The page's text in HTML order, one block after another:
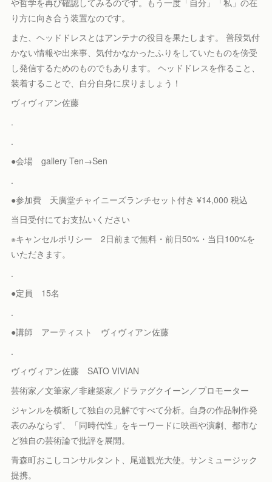
や哲学を再び確認してみるのです。もう一度「自分」「私」の在
り方に向き合う装置なのです。
また、ヘッドドレスとはアンテナの役目を果たします。 普段気付
かない情報や出来事、気付かなかったふりをしていたものを傍受
し発信するためのものでもあります。 ヘッドドレスを作ること、
装着することで、自分自身に戻りましょう！
ヴィヴィアン佐藤
.
.
●会場 gallery Ten→Sen
.
●参加費 天廣堂チャイニーズランチセット付き ¥14,000 税込
当日受付にてお支払いください
※キャンセルポリシー 2日前まで無料・前日50%・当日100%を
いただきます。
.
●定員 15名
.
●講師 アーティスト ヴィヴィアン佐藤
.
ヴィヴィアン佐藤 SATO VIVIAN
芸術家／文筆家／非建築家／ドラァグクイーン／プロモーター
ジャンルを横断して独自の見解ですべて分析。自身の作品制作発
表のみならず、「同時代性」をキーワードに映画や演劇、都市な
ど独自の芸術論で批評を展開。
青森町おこしコンサルタント、尾道観光大使。サンミュージック
提携。